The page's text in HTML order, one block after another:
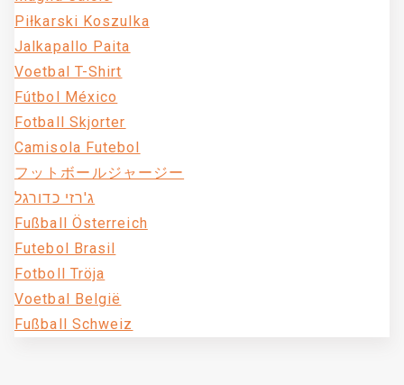
Piłkarski Koszulka
Jalkapallo Paita
Voetbal T-Shirt
Fútbol México
Fotball Skjorter
Camisola Futebol
フットボールジャージー
ג'רזי כדורגל
Fußball Österreich
Futebol Brasil
Fotboll Tröja
Voetbal België
Fußball Schweiz